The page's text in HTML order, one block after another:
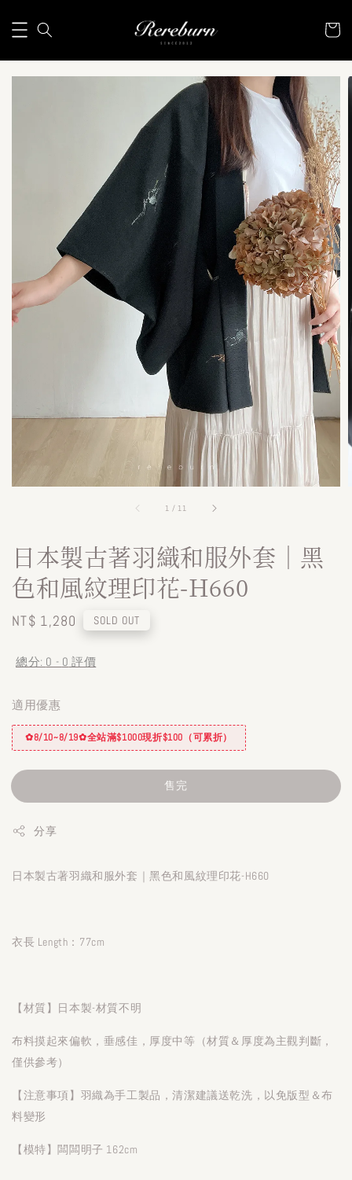
1 / 11
日本製古著羽織和服外套｜黑
色和風紋理印花-H660
Regular
NT$ 1,280 SOLD OUT
總分: 0 - 0 評價
適用優惠
✿8/10~8/19✿全站滿$1000現折$100（可累折）
售完
分享
日本製古著羽織和服外套｜黑色和風紋理印花-H660
衣長 Length：77cm
【材質】日本製-材質不明
布料摸起來偏軟，垂感佳，厚度中等（材質＆厚度為主觀判斷，
僅供參考）
【注意事項】羽織為手工製品，清潔建議送乾洗，以免版型＆布
料變形
【模特】闆闆明子 162cm